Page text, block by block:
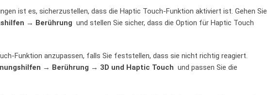
ist es, sicherzustellen, dass die Haptic Touch-Funktion aktiviert ist. Gehen Sie
→ Berührung ‍ und stellen Sie sicher, dass die Option für Haptic Touch
Funktion anzupassen, falls Sie feststellen, dass sie nicht richtig ⁤reagiert.
→ Berührung →⁤ 3D und Haptic Touch ‌ und passen Sie die